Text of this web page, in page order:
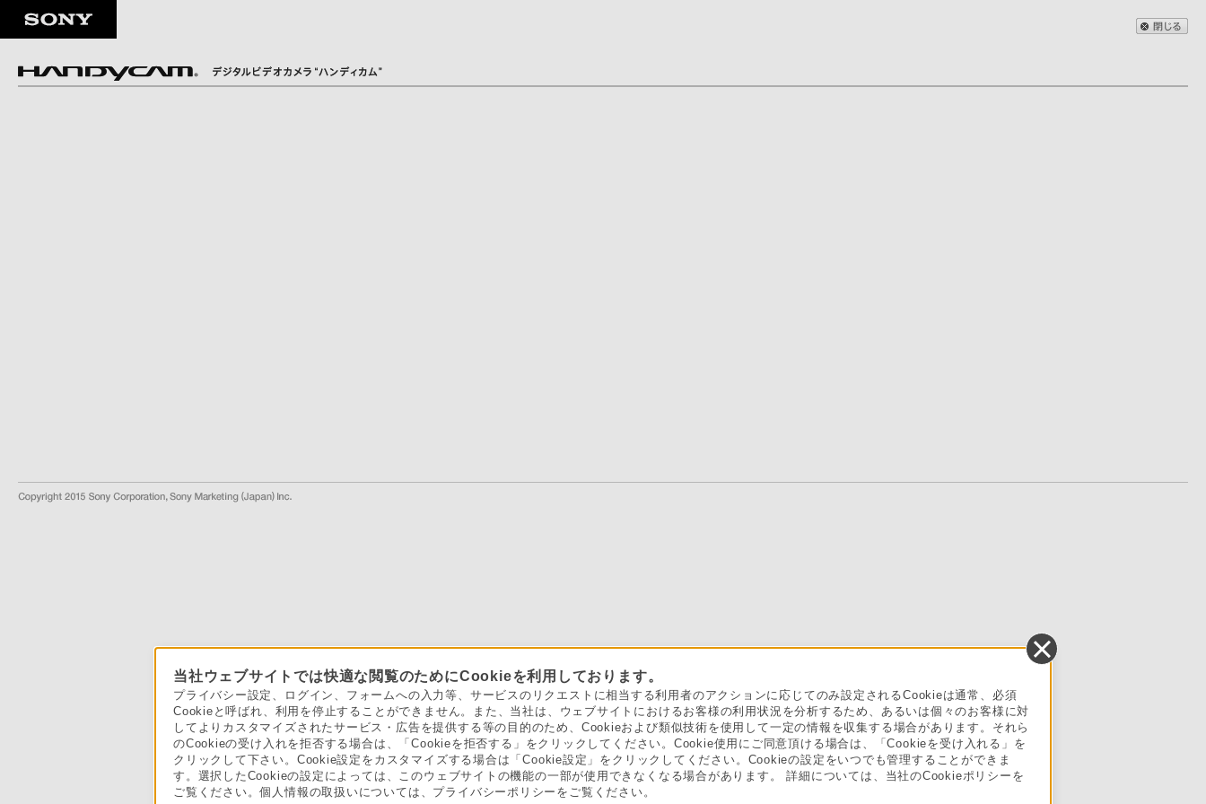
当社ウェブサイトでは快適な閲覧のためにCookieを利用しております。
プライバシー設定、ログイン、フォームへの入力等、サービスのリクエストに相当する利用者のアクションに応じてのみ設定されるCookieは通常、必須
Cookieと呼ばれ、利用を停止することができません。また、当社は、ウェブサイトにおけるお客様の利用状況を分析するため、あるいは個々のお客様に対
してよりカスタマイズされたサービス・広告を提供する等の目的のため、Cookieおよび類似技術を使用して一定の情報を収集する場合があります。それら
のCookieの受け入れを拒否する場合は、「Cookieを拒否する」をクリックしてください。Cookie使用にご同意頂ける場合は、「Cookieを受け入れる」を
クリックして下さい。Cookie設定をカスタマイズする場合は「Cookie設定」をクリックしてください。Cookieの設定をいつでも管理することができま
す。選択したCookieの設定によっては、このウェブサイトの機能の一部が使用できなくなる場合があります。 詳細については、当社のCookieポリシーを
ご覧ください。個人情報の取扱いについては、プライバシーポリシーをご覧ください。